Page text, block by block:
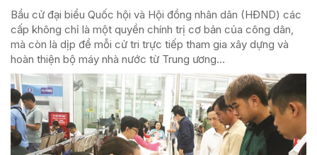
Bầu cử đại biểu Quốc hội và Hội đồng nhân dân (HĐND) các
cấp không chỉ là một quyền chính trị cơ bản của công dân,
mà còn là dịp để mỗi cử tri trực tiếp tham gia xây dựng và
hoàn thiện bộ máy nhà nước từ Trung ương...